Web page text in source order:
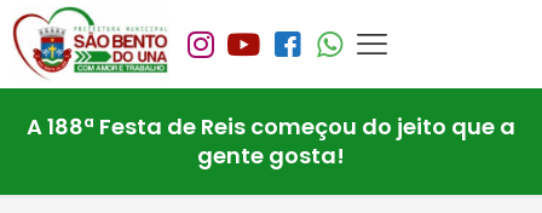
A 188ª Festa de Reis começou do jeito que a
gente gosta!